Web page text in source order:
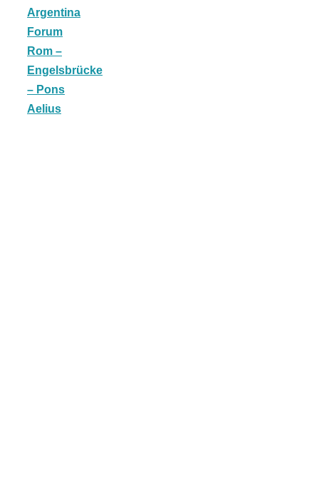
Argentina
Forum
Rom –
Engelsbrücke
– Pons
Aelius